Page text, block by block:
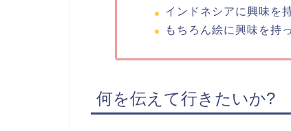
インドネシアに興味を
もちろん絵に興味を持
何を伝えて行きたいか?